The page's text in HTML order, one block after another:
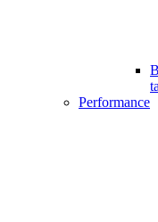
Performance